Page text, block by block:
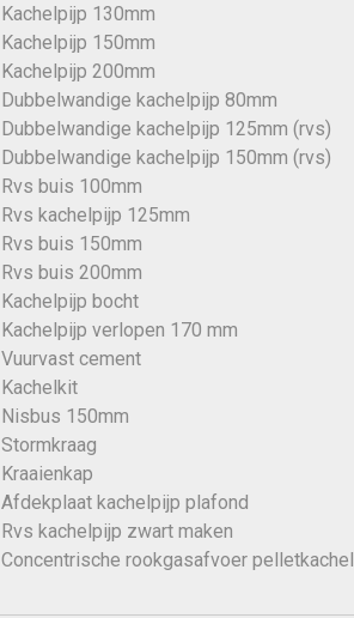
Kachelpijp 130mm
Kachelpijp 150mm
Kachelpijp 200mm
Dubbelwandige kachelpijp 80mm
Dubbelwandige kachelpijp 125mm (rvs)
Dubbelwandige kachelpijp 150mm (rvs)
Rvs buis 100mm
Rvs kachelpijp 125mm
Rvs buis 150mm
Rvs buis 200mm
Kachelpijp bocht
Kachelpijp verlopen 170 mm
Vuurvast cement
Kachelkit
Nisbus 150mm
Stormkraag
Kraaienkap
Afdekplaat kachelpijp plafond
Rvs kachelpijp zwart maken
Concentrische rookgasafvoer pelletkachel